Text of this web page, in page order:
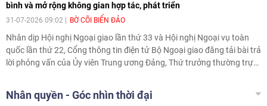
bình và mở rộng không gian hợp tác, phát triển
31-07-2026 09:02 BỜ CÕI BIỂN ĐẢO
Nhân dịp Hội nghị Ngoại giao lần thứ 33 và Hội nghị Ngoại vụ toàn
quốc lần thứ 22, Cổng thông tin điện tử Bộ Ngoại giao đăng tải bài trả
lời phỏng vấn của Ủy viên Trung ương Đảng, Thứ trưởng thường trực
quốc gia, củng cố hòa bình, mở rộng không gian hợp tác, phát triển.
Nhân quyền - Góc nhìn thời đại